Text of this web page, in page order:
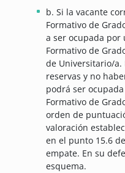
b. Si la vacante
Formativo de
a ser ocupada
Formativo de
de Universitario/a.
reservas y no
podrá ser
Formativo de
orden de
valoración
en el punto 15.6
empate. En su
esquema.